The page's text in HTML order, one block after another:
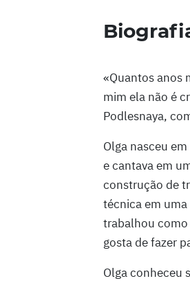
«Quantos anos
mim ela não é
Podlesnaya,
Olga nasceu
e cantava em
construção de
técnica em
trabalhou como
gosta de fazer
Olga conheceu